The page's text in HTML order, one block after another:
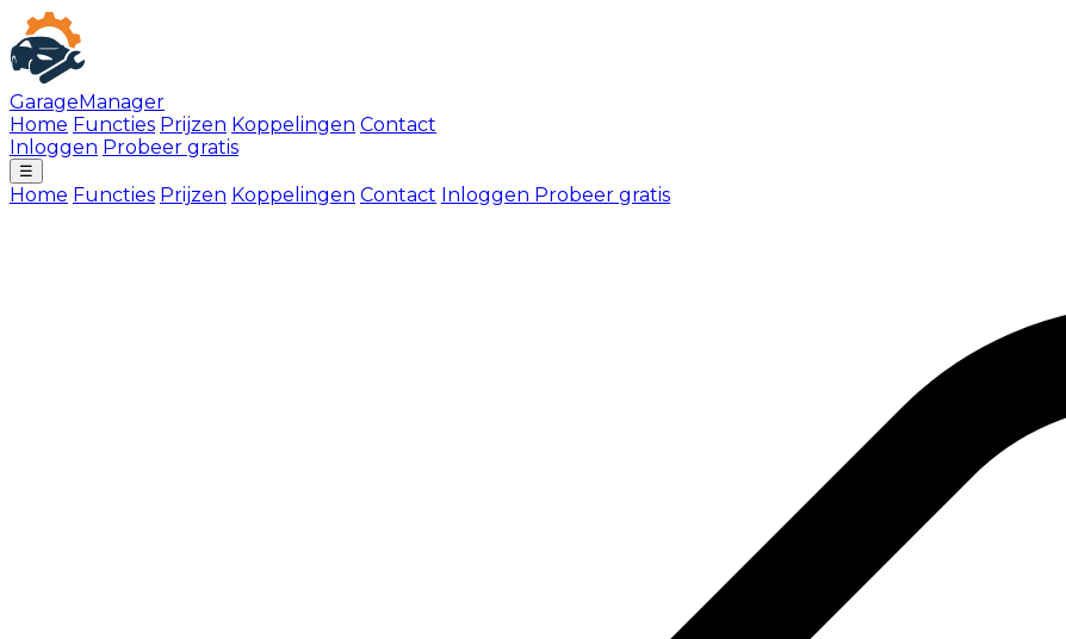
GarageManager
Home Functies Prijzen Koppelingen Contact
Inloggen Probeer gratis
☰
Home Functies Prijzen Koppelingen Contact Inloggen Probeer gratis